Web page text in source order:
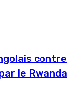
contre
le Rwanda